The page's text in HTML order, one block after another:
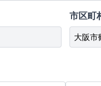
市区町
大阪市